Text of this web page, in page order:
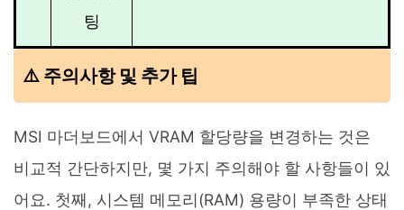
팅
⚠️ 주의사항 및 추가 팁
MSI 마더보드에서 VRAM 할당량을 변경하는 것은
비교적 간단하지만, 몇 가지 주의해야 할 사항들이 있
어요. 첫째, 시스템 메모리(RAM) 용량이 부족한 상태